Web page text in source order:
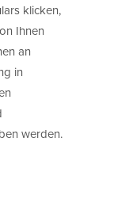
klicken,
Ihnen
an
in
werden.